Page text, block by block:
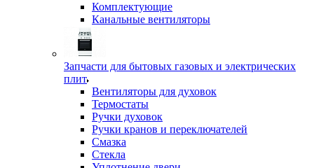
Комплектующие
Канальные вентиляторы
Запчасти для бытовых газовых и электрических
плит
Вентиляторы для духовок
Термостаты
Ручки духовок
Ручки кранов и переключателей
Смазка
Стекла